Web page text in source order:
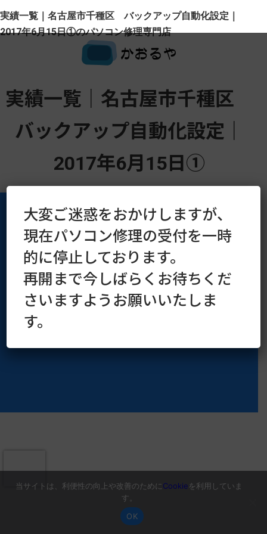
実績一覧｜名古屋市千種区 バックアップ自動化設定｜
2017年6月15日①のパソコン修理専門店
実績一覧｜名古屋市千種区
バックアップ自動化設定｜
2017年6月15日①
運営会社 プライバシーポリシー
Copyright © 2016–2026 kaoruya.org All Rights Reserved.
大変ご迷惑をおかけしますが、
現在パソコン修理の受付を一時
的に停止しております。
再開まで今しばらくお待ちくだ
さいますようお願いいたしま
す。
当サイトは、利便性の向上や改善のためにCookieを利用していま
す。
OK